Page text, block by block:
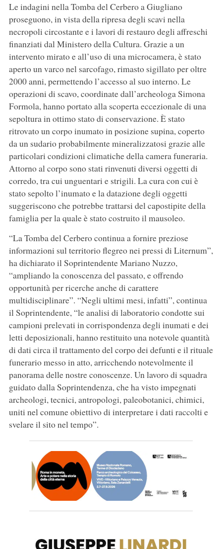
Le indagini nella Tomba del Cerbero a Giugliano
proseguono, in vista della ripresa degli scavi nella
necropoli circostante e i lavori di restauro degli affreschi
finanziati dal Ministero della Cultura. Grazie a un
intervento mirato e all’uso di una microcamera, è stato
aperto un varco nel sarcofago, rimasto sigillato per oltre
2000 anni, permettendo l’accesso al suo interno. Le
operazioni di scavo, coordinate dall’archeologa Simona
Formola, hanno portato alla scoperta eccezionale di una
sepoltura in ottimo stato di conservazione. È stato
ritrovato un corpo inumato in posizione supina, coperto
da un sudario probabilmente mineralizzatosi grazie alle
particolari condizioni climatiche della camera funeraria.
Attorno al corpo sono stati rinvenuti diversi oggetti di
corredo, tra cui unguentari e strigili. La cura con cui è
stato sepolto l’inumato e la datazione degli oggetti
suggeriscono che potrebbe trattarsi del capostipite della
famiglia per la quale è stato costruito il mausoleo.
“La Tomba del Cerbero continua a fornire preziose
informazioni sul territorio flegreo nei pressi di Liternum”,
ha dichiarato il Soprintendente Mariano Nuzzo,
“ampliando la conoscenza del passato, e offrendo
opportunità per ricerche anche di carattere
multidisciplinare”. “Negli ultimi mesi, infatti”, continua
il Soprintendente, “le analisi di laboratorio condotte sui
campioni prelevati in corrispondenza degli inumati e dei
letti deposizionali, hanno restituito una notevole quantità
di dati circa il trattamento del corpo dei defunti e il rituale
funerario messo in atto, arricchendo notevolmente il
panorama delle nostre conoscenze. Un lavoro di squadra
guidato dalla Soprintendenza, che ha visto impegnati
archeologi, tecnici, antropologi, paleobotanici, chimici,
uniti nel comune obiettivo di interpretare i dati raccolti e
svelare il sito nel tempo”.